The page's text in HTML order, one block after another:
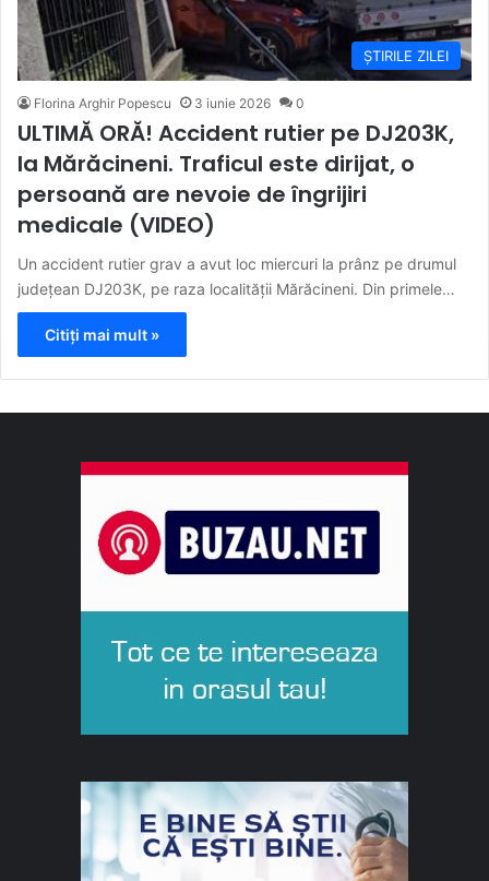
ȘTIRILE ZILEI
Florina Arghir Popescu 3 iunie 2026 0
ULTIMĂ ORĂ! Accident rutier pe DJ203K,
la Mărăcineni. Traficul este dirijat, o
persoană are nevoie de îngrijiri
medicale (VIDEO)
Un accident rutier grav a avut loc miercuri la prânz pe drumul
județean DJ203K, pe raza localității Mărăcineni. Din primele…
Citiți mai mult »